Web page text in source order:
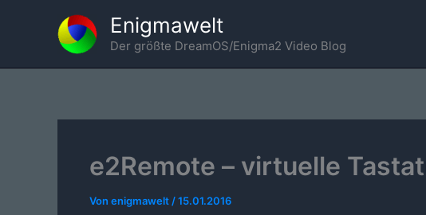
Enigmawelt
Der größte DreamOS/Enigma2 Video Blog
e2Remote – virtuelle
Von enigmawelt /15.01.2016